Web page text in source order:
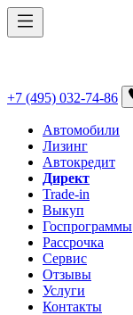
+7 (495) 032-74-86
Автомобили
Лизинг
Автокредит
Директ
Trade-in
Выкуп
Госпрограммы
Рассрочка
Сервис
Отзывы
Услуги
Контакты